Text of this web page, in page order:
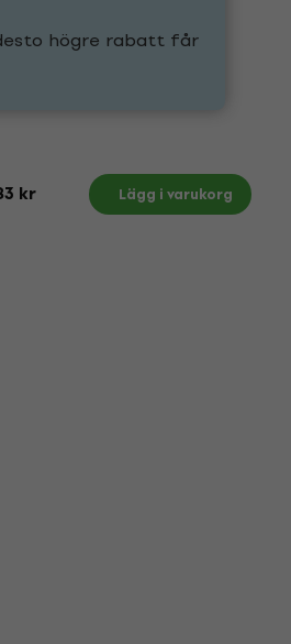
högre rabatt får
kr Lägg i varukorg